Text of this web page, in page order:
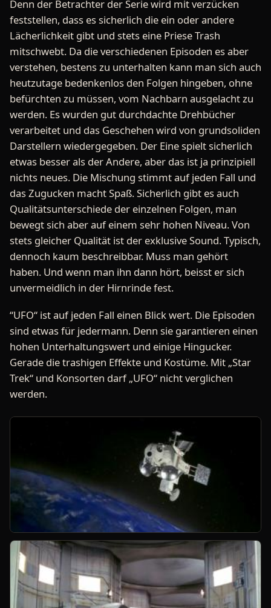
Denn der Betrachter der Serie wird mit verzücken
feststellen, dass es sicherlich die ein oder andere
Lächerlichkeit gibt und stets eine Priese Trash
mitschwebt. Da die verschiedenen Episoden es aber
verstehen, bestens zu unterhalten kann man sich auch
heutzutage bedenkenlos den Folgen hingeben, ohne
befürchten zu müssen, vom Nachbarn ausgelacht zu
werden. Es wurden gut durchdachte Drehbücher
verarbeitet und das Geschehen wird von grundsoliden
Darstellern wiedergegeben. Der Eine spielt sicherlich
etwas besser als der Andere, aber das ist ja prinzipiell
nichts neues. Die Mischung stimmt auf jeden Fall und
das Zugucken macht Spaß. Sicherlich gibt es auch
Qualitätsunterschiede der einzelnen Folgen, man
bewegt sich aber auf einem sehr hohen Niveau. Von
stets gleicher Qualität ist der exklusive Sound. Typisch,
dennoch kaum beschreibbar. Muss man gehört
haben. Und wenn man ihn dann hört, beisst er sich
unvermeidlich in der Hirnrinde fest.
“UFO“ ist auf jeden Fall einen Blick wert. Die Episoden
sind etwas für jedermann. Denn sie garantieren einen
hohen Unterhaltungswert und einige Hingucker.
Gerade die trashigen Effekte und Kostüme. Mit „Star
Trek“ und Konsorten darf „UFO“ nicht verglichen
werden.